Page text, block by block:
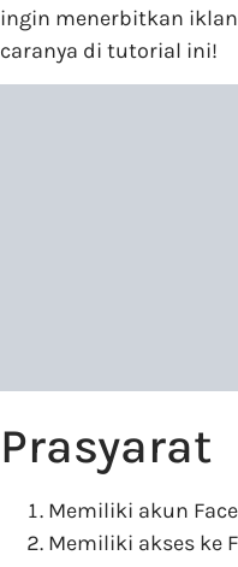
ingin menerbitkan
caranya di tutorial ini!
Prasyarat
Memiliki akun
Memiliki akses ke